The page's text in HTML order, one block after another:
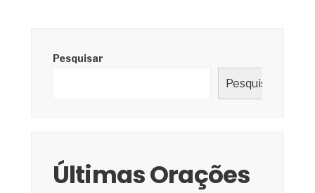
Pesquisar
Pesquisar
Últimas Orações